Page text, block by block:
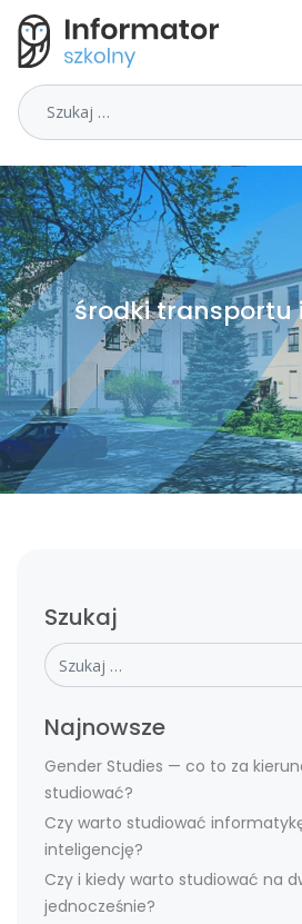
Szukaj
środki transportu
Szukaj
Szukaj
Najnowsze
Gender Studies — co to za
studiować?
Czy warto studiować
inteligencję?
Czy i kiedy warto studiować na
jednocześnie?